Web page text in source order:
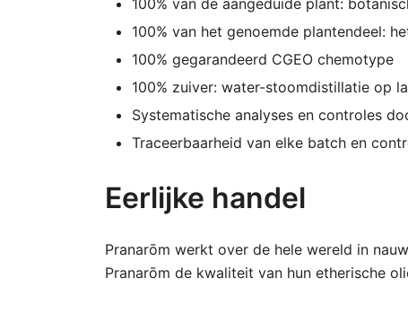
100% van de aangeduide plant:
100% van het genoemde plantendeel:
100% gegarandeerd CGEO chemotype
100% zuiver: water-stoomdistillatie op
Systematische analyses en controles
Traceerbaarheid van elke batch en
Eerlijke handel
Pranarōm werkt over de hele wereld in
Pranarōm de kwaliteit van hun etherische